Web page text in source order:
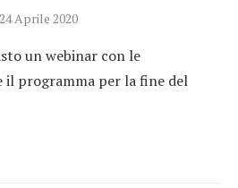
24 Aprile 2020
un webinar con le
il programma per la fine del